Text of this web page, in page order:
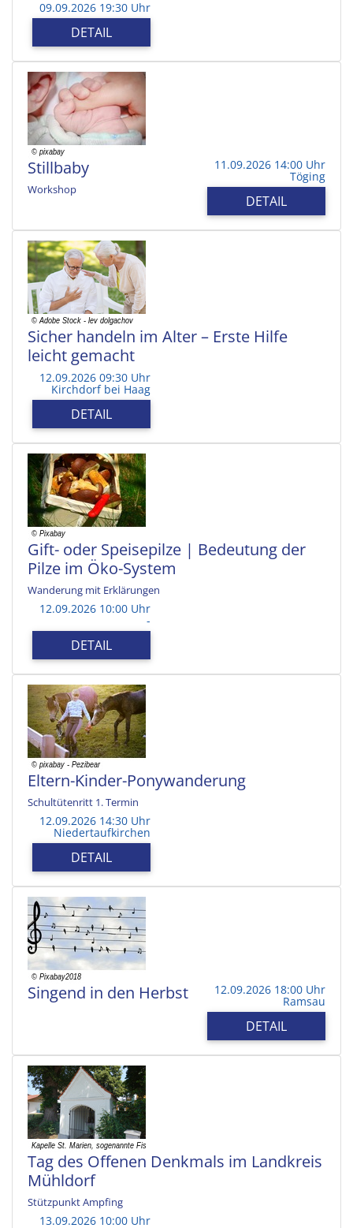
09.09.2026 19:30 Uhr
DETAIL
Stillbaby
Workshop
11.09.2026 14:00 Uhr
Töging
DETAIL
Sicher handeln im Alter – Erste Hilfe
leicht gemacht
12.09.2026 09:30 Uhr
Kirchdorf bei Haag
DETAIL
Gift- oder Speisepilze | Bedeutung der
Pilze im Öko-System
Wanderung mit Erklärungen
12.09.2026 10:00 Uhr
-
DETAIL
Eltern-Kinder-Ponywanderung
Schultütenritt 1. Termin
12.09.2026 14:30 Uhr
Niedertaufkirchen
DETAIL
Singend in den Herbst 12.09.2026 18:00 Uhr
Ramsau
DETAIL
Tag des Offenen Denkmals im Landkreis
Mühldorf
Stützpunkt Ampfing
13.09.2026 10:00 Uhr